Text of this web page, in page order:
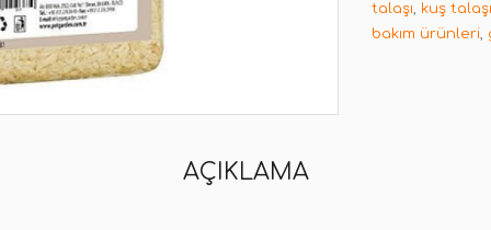
talaşı, kuş talaşı
bakım ürünleri,
AÇIKLAMA